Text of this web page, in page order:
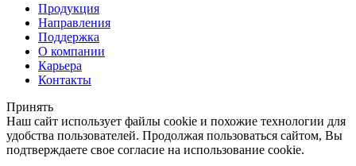
Продукция
Направления
Поддержка
О компании
Карьера
Контакты
Принять
Наш сайт использует файлы cookie и похожие технологии для
удобства пользователей. Продолжая пользоваться сайтом, Вы
подтверждаете свое согласие на использование cookie.